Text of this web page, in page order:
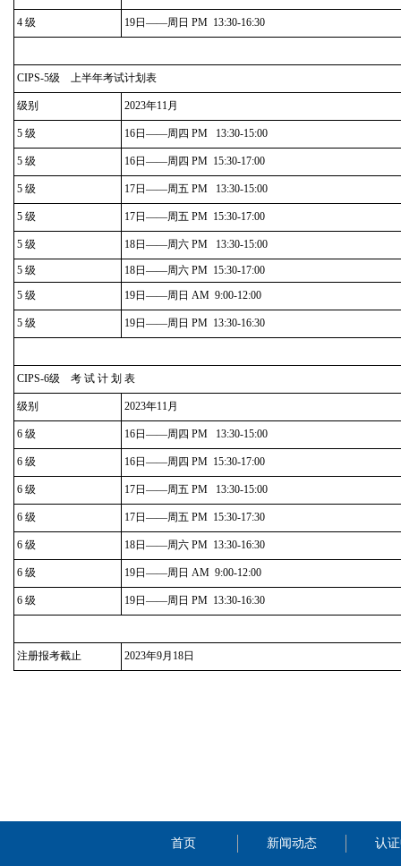
4 级 19日——周日 PM 13:30-16:30
CIPS-5级 上半年考试计划表
级别 2023年11月
5 级 16日——周四 PM 13:30-15:00
5 级 16日——周四 PM 15:30-17:00
5 级 17日——周五 PM 13:30-15:00
5 级 17日——周五 PM 15:30-17:00
5 级 18日——周六 PM 13:30-15:00
5 级
18日——周六 PM 15:30-17:00
5 级
19日——周日 AM 9:00-12:00
5 级 19日——周日 PM 13:30-16:30
CIPS-6级 考 试 计 划 表
级别 2023年11月
6 级 16日——周四 PM 13:30-15:00
6 级 16日——周四 PM 15:30-17:00
6 级 17日——周五 PM 13:30-15:00
6 级 17日——周五 PM 15:30-17:30
6 级 18日——周六 PM 13:30-16:30
6 级 19日——周日 AM 9:00-12:00
6 级 19日——周日 PM 13:30-16:30
注册报考截止 2023年9月18日
首页 新闻动态 认